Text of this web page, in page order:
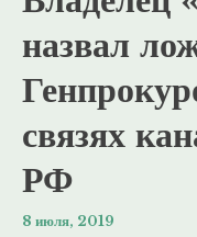
назвал
связях
РФ
8 июля, 2019